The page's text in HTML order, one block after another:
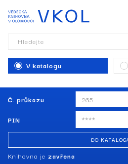
Č. průkazu
PIN
DO
Knihovna je zavřena
Hledejte
V katalogu